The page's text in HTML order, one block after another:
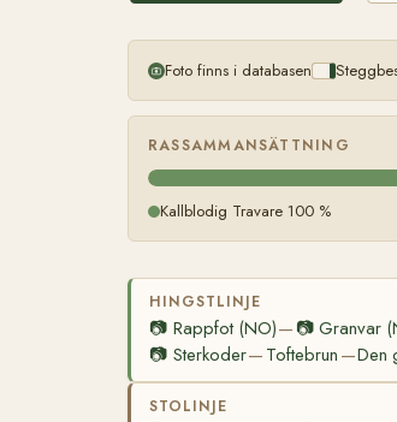
Foto finns i databasen
RASSAMMANSÄTTNING
Kallblodig Travare 100 %
HINGSTLINJE
📷 Rappfot (NO)— 📷Granvar
📷 Sterkoder— Toftebrun —Den
STOLINJE